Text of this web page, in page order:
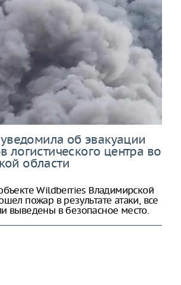
об эвакуации
логистического центра во
области
Wildberries Владимирской
пожар в результате атаки, все
выведены в безопасное место.